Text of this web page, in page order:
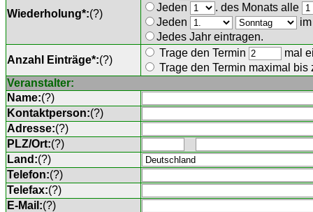
Wiederholung*:(?)
Jeden
. des Monats alle
Jeden
Jedes Jahr eintragen.
Anzahl Einträge*:(?)
Trage den Termin
mal
Trage den Termin maximal bis
Veranstalter:
Name:(?)
Kontaktperson:(?)
Adresse:(?)
PLZ/Ort:(?)
Land:(?)
Telefon:(?)
Telefax:(?)
E-Mail:(?)